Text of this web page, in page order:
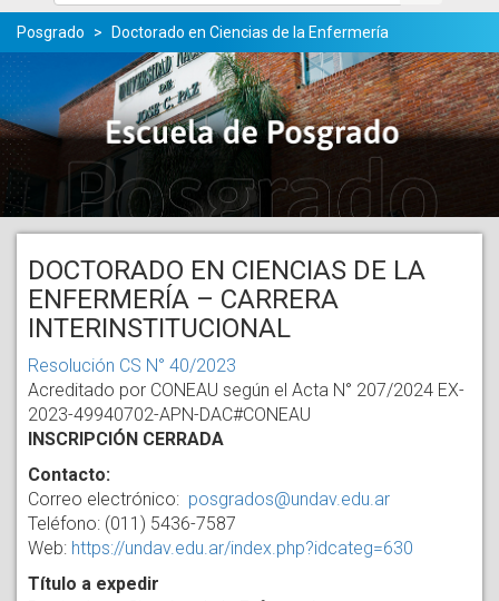
Posgrado Doctorado en Ciencias de la Enfermería
DOCTORADO EN CIENCIAS DE LA
ENFERMERÍA – CARRERA
INTERINSTITUCIONAL
Resolución CS N° 40/2023
Acreditado por CONEAU según el Acta N° 207/2024 EX-
2023-49940702-APN-DAC#CONEAU
INSCRIPCIÓN CERRADA
Contacto:
Correo electrónico: posgrados@undav.edu.ar
Teléfono: (011) 5436-7587
Web: https://undav.edu.ar/index.php?idcateg=630
Título a expedir